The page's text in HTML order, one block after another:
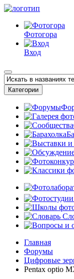
Фотогора
Вход
Категории
Главная
Форумы
Цифровые
Pentax optio